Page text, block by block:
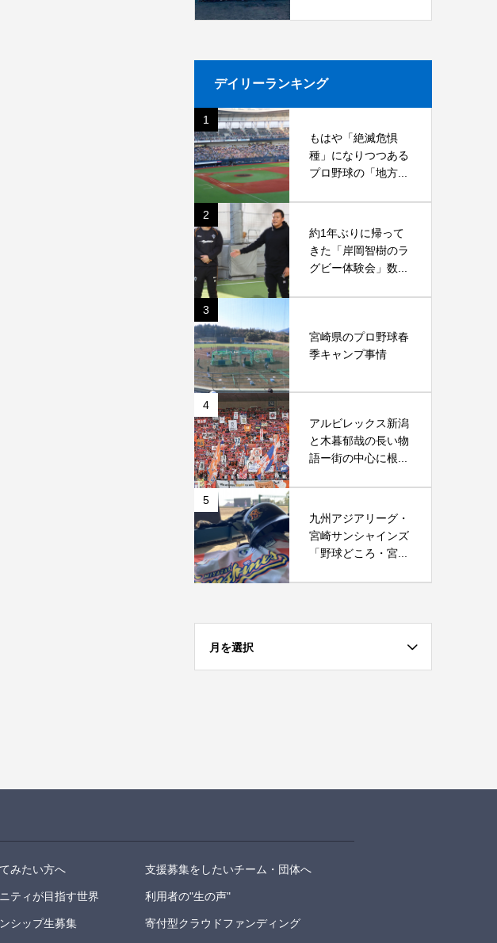
デイリーランキング
1
もはや「絶滅危惧
種」になりつつある
プロ野球の「地方...
2
約1年ぶりに帰って
きた「岸岡智樹のラ
グビー体験会」数...
3
宮崎県のプロ野球春
季キャンプ事情
4
アルビレックス新潟
と木暮郁哉の長い物
語ー街の中心に根...
5
九州アジアリーグ・
宮崎サンシャインズ
「野球どころ・宮...
月を選択
みたい方へ 支援募集をしたいチーム・団体へ
ティが目指す世界 利用者の"生の声"
シップ生募集 寄付型クラウドファンディング